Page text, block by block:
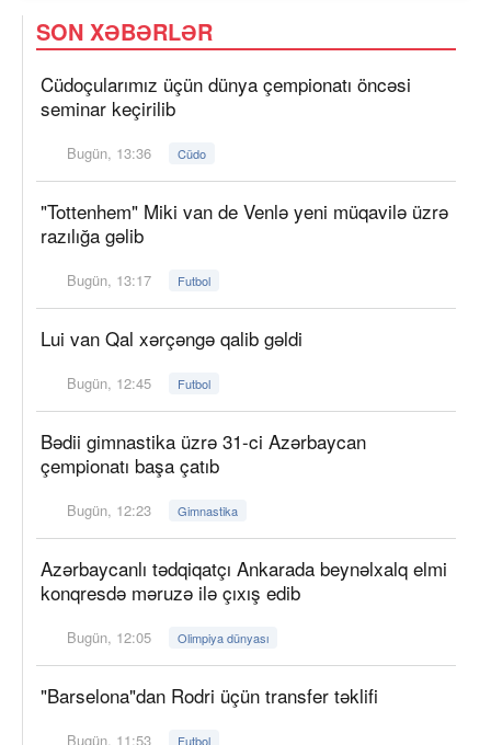
SON XƏBƏRLƏR
Cüdoçularımız üçün dünya çempionatı öncəsi
seminar keçirilib
Bugün, 13:36 Cüdo
"Tottenhem" Miki van de Venlə yeni müqavilə üzrə
razılığa gəlib
Bugün, 13:17 Futbol
Lui van Qal xərçəngə qalib gəldi
Bugün, 12:45 Futbol
Bədii gimnastika üzrə 31-ci Azərbaycan
çempionatı başa çatıb
Bugün, 12:23 Gimnastika
Azərbaycanlı tədqiqatçı Ankarada beynəlxalq elmi
konqresdə məruzə ilə çıxış edib
Bugün, 12:05 Olimpiya dünyası
"Barselona"dan Rodri üçün transfer təklifi
Bugün, 11:53 Futbol